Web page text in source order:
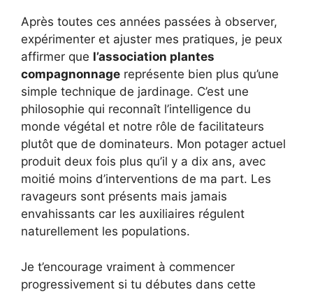
Après toutes ces années passées à observer,
expérimenter et ajuster mes pratiques, je peux
affirmer que l’association plantes
compagnonnage représente bien plus qu’une
simple technique de jardinage. C’est une
philosophie qui reconnaît l’intelligence du
monde végétal et notre rôle de facilitateurs
plutôt que de dominateurs. Mon potager actuel
produit deux fois plus qu’il y a dix ans, avec
moitié moins d’interventions de ma part. Les
ravageurs sont présents mais jamais
envahissants car les auxiliaires régulent
naturellement les populations.
Je t’encourage vraiment à commencer
progressivement si tu débutes dans cette